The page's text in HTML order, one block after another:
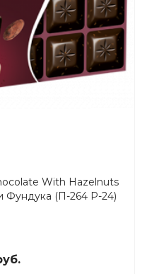
With Hazelnuts
Фундука (П-264 Р-24)